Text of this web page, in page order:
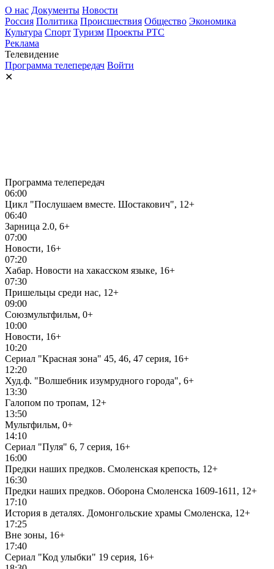
О нас Документы Новости
Россия Политика Происшествия Общество Экономика
Культура Спорт Туризм Проекты РТС
Реклама
Телевидение
Программа телепередач Войти
✕
Программа телепередач
06:00
Цикл "Послушаем вместе. Шостакович", 12+
06:40
Зарница 2.0, 6+
07:00
Новости, 16+
07:20
Хабар. Новости на хакасском языке, 16+
07:30
Пришельцы среди нас, 12+
09:00
Союзмультфильм, 0+
10:00
Новости, 16+
10:20
Сериал "Красная зона" 45, 46, 47 серия, 16+
12:20
Худ.ф. "Волшебник изумрудного города", 6+
13:30
Галопом по тропам, 12+
13:50
Мультфильм, 0+
14:10
Сериал "Пуля" 6, 7 серия, 16+
16:00
Предки наших предков. Смоленская крепость, 12+
16:30
Предки наших предков. Оборона Смоленска 1609-1611, 12+
17:10
История в деталях. Домонгольские храмы Смоленска, 12+
17:25
Вне зоны, 16+
17:40
Сериал "Код улыбки" 19 серия, 16+